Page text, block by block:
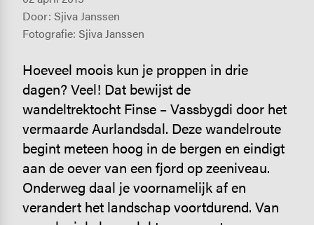
Door: Sjiva Janssen
Fotografie: Sjiva Janssen
Hoeveel moois kun je proppen in drie
dagen? Veel! Dat bewijst de
wandeltrektocht Finse – Vassbygdi door het
vermaarde Aurlandsdal. Deze wandelroute
begint meteen hoog in de bergen en eindigt
aan de oever van een fjord op zeeniveau.
Onderweg daal je voornamelijk af en
verandert het landschap voortdurend. Van